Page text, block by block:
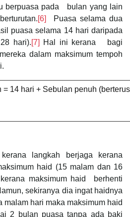
berpuasa pada
bulan yang lain
[6]
Puasa selama dua
puasa selama 14 hari daripada
hari).[7]
Hal ini kerana bagi
dalam maksimum tempoh
= 14 hari + Sebulan penuh
langkah berjaga kerana
haid (15 malam dan 16
maksimum haid berhenti
sekiranya dia ingat haidnya
malam hari maka maksimum haid
2 bulan puasa tanpa ada baki